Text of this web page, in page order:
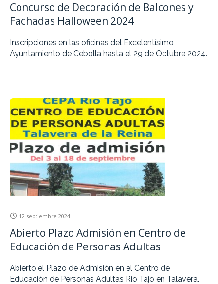
Concurso de Decoración de Balcones y
Fachadas Halloween 2024
Inscripciones en las oficinas del Excelentísimo
Ayuntamiento de Cebolla hasta el 29 de Octubre 2024.
12 septiembre 2024
Abierto Plazo Admisión en Centro de
Educación de Personas Adultas
Abierto el Plazo de Admisión en el Centro de
Educación de Personas Adultas Rio Tajo en Talavera.